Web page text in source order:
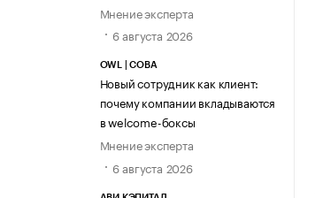
Мнение эксперта
6 августа 2026
OWL | СОВА
Новый сотрудник как клиент:
почему компании вкладываются
в welcome-боксы
Мнение эксперта
6 августа 2026